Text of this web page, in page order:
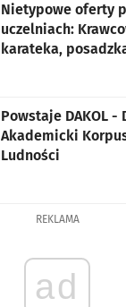
Nietypowe oferty
uczelniach:
karateka,
Powstaje DAKOL -
Akademicki
Ludności
REKLAMA
ad